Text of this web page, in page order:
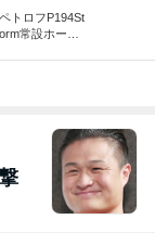
ペトロフP194St
orm常設ホール